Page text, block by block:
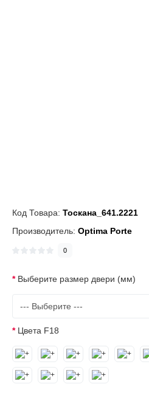
Код Товара: Тоскана_641.2221
Производитель: Optima Porte
0
Выберите размер двери (мм)
Цвета F18